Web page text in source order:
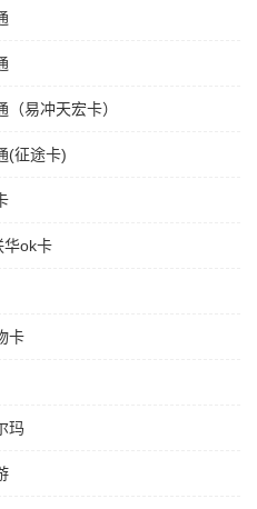
易冲天宏卡）
(征途卡)
华ok卡
卡
玛